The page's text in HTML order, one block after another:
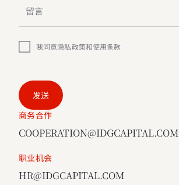
商务合作
COOPERATION@IDGCAPITAL.COM
职业机会
HR@IDGCAPITAL.COM
我同意隐私政策和使用条款
发送